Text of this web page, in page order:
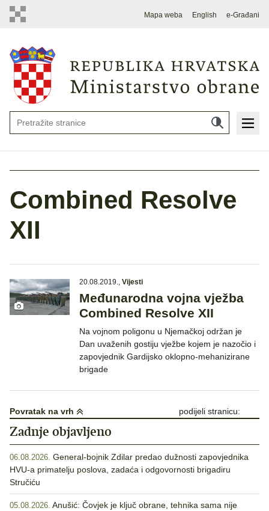
Mapa weba English e-Građani
Combined Resolve
XII
20.08.2019., Vijesti
Međunarodna vojna vježba
Combined Resolve XII
Na vojnom poligonu u Njemačkoj održan je
Dan uvaženih gostiju vježbe kojem je nazočio i
zapovjednik Gardijsko oklopno-mehanizirane
brigade
Povratak na vrh podijeli stranicu:
Zadnje objavljeno
06.08.2026. General-bojnik Zdilar predao dužnosti zapovjednika
HVU-a primatelju poslova, zadaća i odgovornosti brigadiru
Stručiću
05.08.2026. Anušić: Čovjek je ključ obrane, tehnika sama nije